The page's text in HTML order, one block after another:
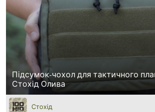
Підсумок-чохол для тактичного
Стохід Олива
Стохід